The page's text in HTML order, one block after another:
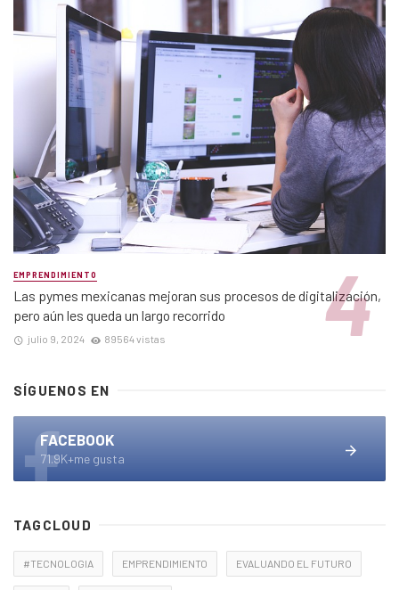
EMPRENDIMIENTO
Las pymes mexicanas mejoran sus procesos de digitalización,
pero aún les queda un largo recorrido
julio 9, 2024 89564 vistas
SÍGUENOS EN
FACEBOOK
71.9K+me gusta
TAGCLOUD
#TECNOLOGIA EMPRENDIMIENTO EVALUANDO EL FUTURO